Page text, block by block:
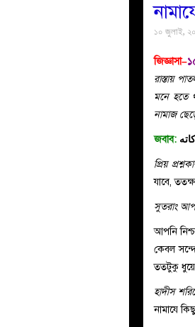
১০ জুলাই,
জিজ্ঞাসা–
রাস্তায়
মনে হতে
নামাজ
জবাব:
প্রিয়
যাবে,
সুতরাং
আপনি
কেবল
ততটুকু ধুয়ে
হাদীস
নামাযে